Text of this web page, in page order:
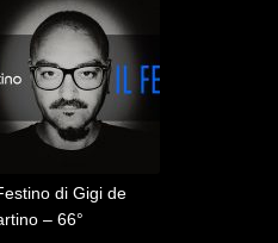
di Gigi de
– 66°